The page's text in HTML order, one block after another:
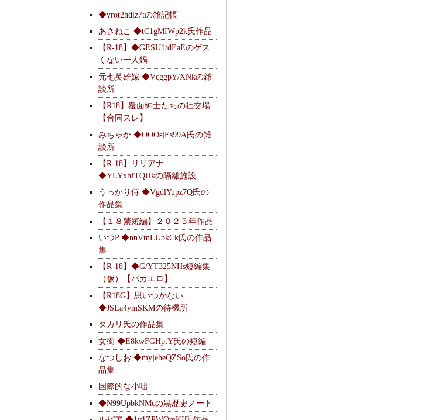
◆yrot2hdiz7tの雑記帳
あさねこ ◆tC1gMIWp2k氏作品
【R-18】◆GESU1/dEaEのゲス
くない一人鍋
元七英雄嫁 ◆VcggpY/XNkの雑
談所
【R18】覆面紳士たちの社交場
【合同スレ】
みちゃか ◆OOOsjEs99A氏の雑
談所
【R-18】リリアナ
◆YLYxhfTQHkの隔離施設
うっかり侍 ◆VgdlYupz7Q氏の
作品集
【１８禁短編】２０２５年作品
いつP ◆nnVmLUbkCk氏の作品
集
【R-18】◆G/YT325NHs短編集
（仮）【バカエロ】
【R18G】思いつかない
◆JSLa4ymSKMの待機所
タカリ氏の作品集
女衒 ◆E8kwFGHptY氏の短編
なつしお ◆myjeheQZSo氏の作
品集
国際的な小咄
◆N99UpbkNMcの黒歴史ノート